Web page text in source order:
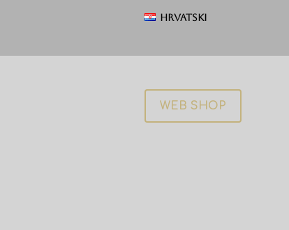
Hrvatski
WEB SHOP